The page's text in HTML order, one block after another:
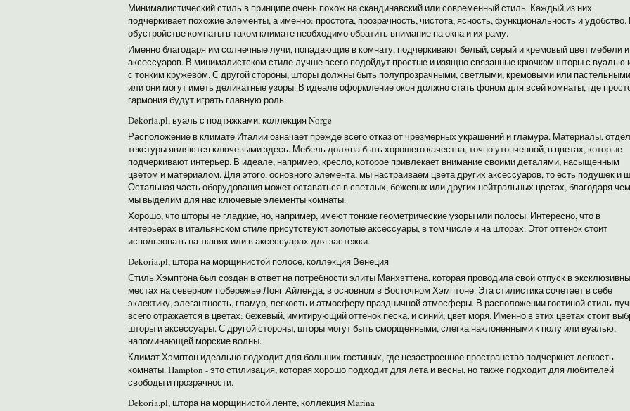
Минималистический стиль в принципе очень похож на скандинавский или современный стиль. Каждый из них
подчеркивает похожие элементы, а именно: простота, прозрачность, чистота, ясность, функциональность и удобство.
обустройстве комнаты в таком климате необходимо обратить внимание на окна и их раму.
Именно благодаря им солнечные лучи, попадающие в комнату, подчеркивают белый, серый и кремовый цвет мебели и
аксессуаров. В минималистском стиле лучше всего подойдут простые и изящно связанные крючком шторы с вуалью
с тонким кружевом. С другой стороны, шторы должны быть полупрозрачными, светлыми, кремовыми или
или они могут иметь деликатные узоры. В идеале оформление окон должно стать фоном для всей комнаты, где
гармония будут играть главную роль.
Dekoria.pl, вуаль с подтяжками, коллекция Norge
Расположение в климате Италии означает прежде всего отказ от чрезмерных украшений и гламура. Материалы,
текстуры являются ключевыми здесь. Мебель должна быть хорошего качества, точно утонченной, в цветах, которые
подчеркивают интерьер. В идеале, например, кресло, которое привлекает внимание своими деталями, насыщенным
цветом и материалом. Для этого, основного элемента, мы настраиваем цвета других аксессуаров, то есть подушек и
Остальная часть оборудования может оставаться в светлых, бежевых или других нейтральных цветах, благодаря
мы выделим для нас ключевые элементы комнаты.
Хорошо, что шторы не гладкие, но, например, имеют тонкие геометрические узоры или полосы. Интересно, что в
интерьерах в итальянском стиле присутствуют золотые аксессуары, в том числе и на шторах. Этот оттенок стоит
использовать на тканях или в аксессуарах для застежки.
Dekoria.pl, штора на морщинистой полосе, коллекция Венеция
Стиль Хэмптона был создан в ответ на потребности элиты Манхэттена, которая проводила свой отпуск в
местах на северном побережье Лонг-Айленда, в основном в Восточном Хэмптоне. Эта стилистика сочетает в себе
эклектику, элегантность, гламур, легкость и атмосферу праздничной атмосферы. В расположении гостиной стиль
всего отражается в цветах: бежевый, имитирующий оттенок песка, и синий, цвет моря. Именно в этих цветах стоит
шторы и аксессуары. С другой стороны, шторы могут быть сморщенными, слегка наклоненными к полу или вуалью,
напоминающей морские волны.
Климат Хэмптон идеально подходит для больших гостиных, где незастроенное пространство подчеркнет легкость
комнаты. Hampton - это стилизация, которая хорошо подходит для лета и весны, но также подходит для любителей
свободы и прозрачности.
Dekoria.pl, штора на морщинистой ленте, коллекция Marina